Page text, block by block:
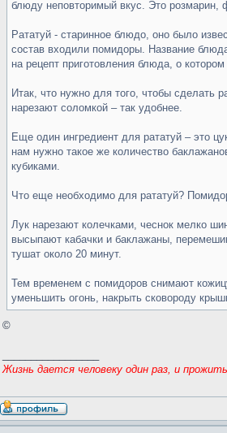
блюду неповторимый вкус. Это розмарин,
Рататуй - старинное блюдо, оно было
состав входили помидоры. Название
на рецепт приготовления блюда, о
Итак, что нужно для того, чтобы сделать
нарезают соломкой – так удобнее.
Еще один ингредиент для рататуй – это
нам нужно такое же количество
кубиками.
Что еще необходимо для рататуй?
Лук нарезают колечками, чеснок мелко
высыпают кабачки и баклажаны,
тушат около 20 минут.
Тем временем с помидоров снимают
уменьшить огонь, накрыть сковороду
©
Жизнь дается человеку один раз, и